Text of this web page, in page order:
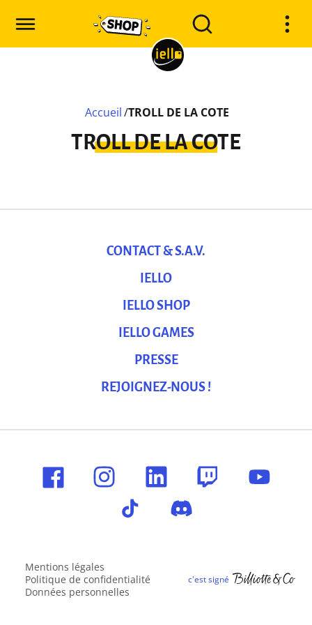
Accueil /TROLL DE LA COTE
TROLL DE LA COTE
CONTACT & S.A.V.
IELLO
IELLO SHOP
IELLO GAMES
PRESSE
REJOIGNEZ-NOUS !
Mentions légales
Politique de confidentialité
Données personnelles